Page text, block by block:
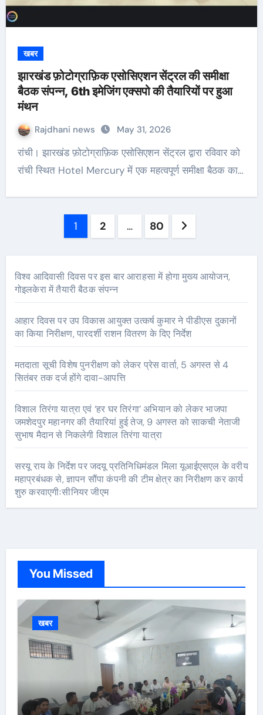
खबर
झारखंड फ़ोटोग्राफ़िक एसोसिएशन सेंट्रल की समीक्षा
बैठक संपन्न, 6th इमेजिंग एक्सपो की तैयारियों पर हुआ
मंथन
Rajdhani news May 31, 2026
रांची। झारखंड फ़ोटोग्राफ़िक एसोसिएशन सेंट्रल द्वारा रविवार को
रांची स्थित Hotel Mercury में एक महत्वपूर्ण समीक्षा बैठक का…
1 2 … 80
विश्व आदिवासी दिवस पर इस बार आराहसा में होगा मुख्य आयोजन,
गोइलकेरा में तैयारी बैठक संपन्न
आहार दिवस पर उप विकास आयुक्त उत्कर्ष कुमार ने पीडीएस दुकानों
का किया निरीक्षण, पारदर्शी राशन वितरण के दिए निर्देश
मतदाता सूची विशेष पुनरीक्षण को लेकर प्रेस वार्ता, 5 अगस्त से 4
सितंबर तक दर्ज होंगे दावा-आपत्ति
विशाल तिरंगा यात्रा एवं ‘हर घर तिरंगा’ अभियान को लेकर भाजपा
जमशेदपुर महानगर की तैयारियां हुई तेज, 9 अगस्त को साकची नेताजी
सुभाष मैदान से निकलेगी विशाल तिरंगा यात्रा
सरयू राय के निर्देश पर जदयू प्रतिनिधिमंडल मिला यूआईएसएल के वरीय
महाप्रबंधक से, ज्ञापन सौंपा कंपनी की टीम क्षेत्र का निरीक्षण कर कार्य
शुरु करवाएगीःसीनियर जीएम
You Missed
खबर